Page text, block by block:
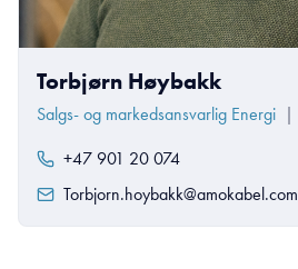
Torbjørn Høybakk
Salgs- og markedsansvarlig Energi |
+47 901 20 074
Torbjorn.hoybakk@amokabel.com